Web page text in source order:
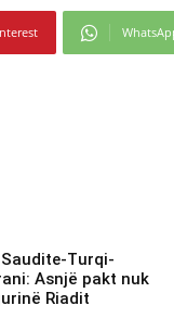
Turqi-
Asnjë pakt nuk
Riadit